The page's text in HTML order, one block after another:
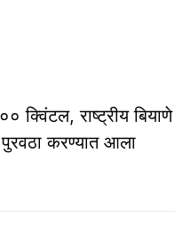
क्विंटल, राष्ट्रीय बियाणे
करण्यात आला